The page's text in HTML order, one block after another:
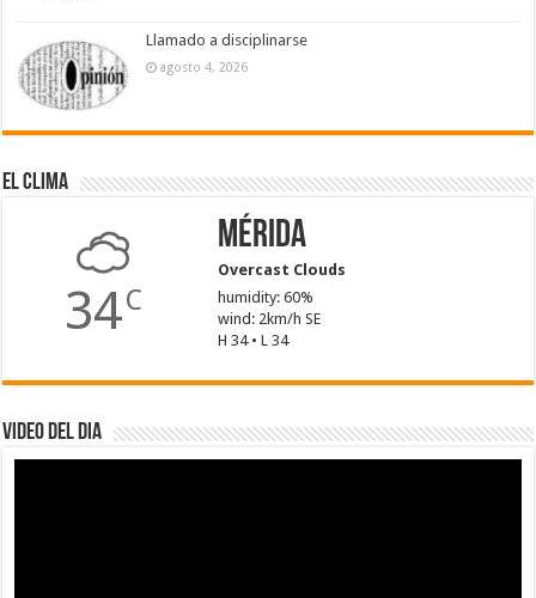
Llamado a disciplinarse
agosto 4, 2026
El Clima
34C
Mérida
Overcast Clouds
humidity: 60%
wind: 2km/h SE
H 34 • L 34
Video del dia